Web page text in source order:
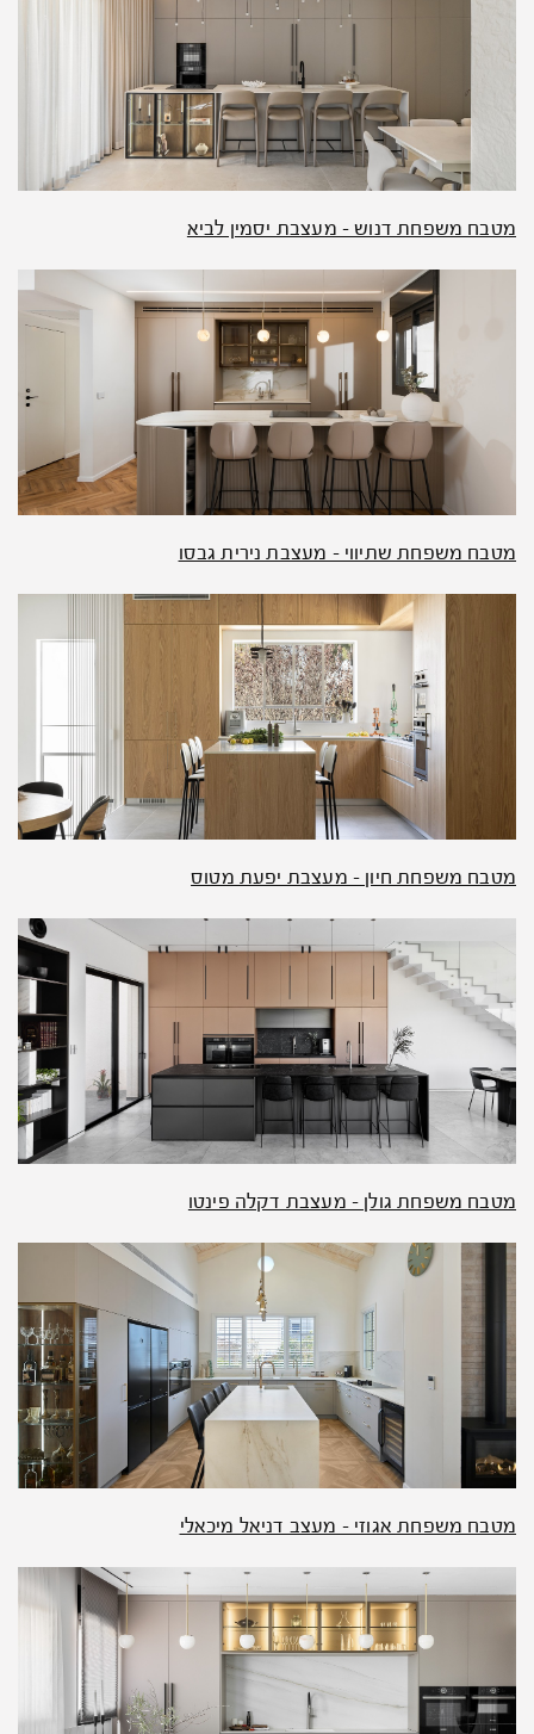
מטבח משפחת דנוש – מעצבת יסמין לביא
מטבח משפחת שתיווי – מעצבת נירית גבסו
מטבח משפחת חיון – מעצבת יפעת מטוס
מטבח משפחת גולן – מעצבת דקלה פינטו
מטבח משפחת אגוזי – מעצב דניאל מיכאלי